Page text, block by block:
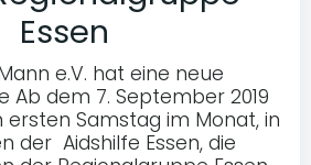
Essen
e.V. hat eine neue
Ab dem 7. September 2019
Samstag im Monat, in
der Aidshilfe Essen, die